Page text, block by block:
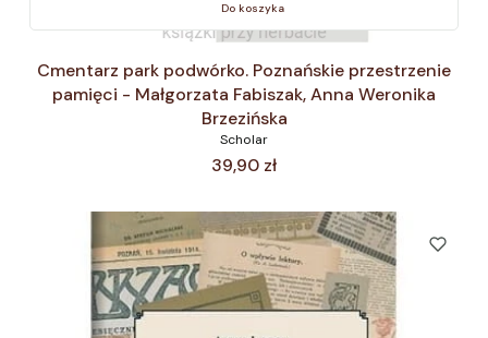
Do koszyka
Cmentarz park podwórko. Poznańskie przestrzenie
pamięci - Małgorzata Fabiszak, Anna Weronika
Brzezińska
Scholar
Cena
39,90 zł